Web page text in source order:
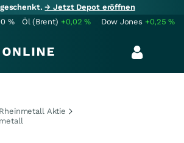
→ Jetzt Depot eröffnen
% Öl (Brent) +0,02% Dow Jones +0,25%
Rheinmetall Aktie